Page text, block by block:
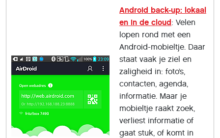
Android back-up: lokaal
en in de cloud: Velen
lopen rond met een
Android-mobieltje. Daar
staat vaak je ziel en
zaligheid in: foto’s,
contacten, agenda,
informatie. Maar je
mobieltje raakt zoek,
verliest informatie of
gaat stuk, of komt in